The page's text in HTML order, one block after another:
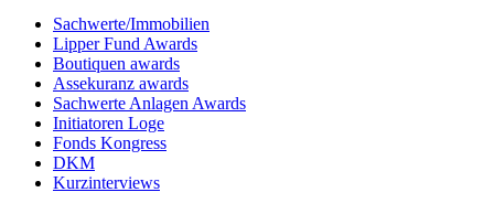
Sachwerte/Immobilien
Lipper Fund Awards
Boutiquen awards
Assekuranz awards
Sachwerte Anlagen Awards
Initiatoren Loge
Fonds Kongress
DKM
Kurzinterviews